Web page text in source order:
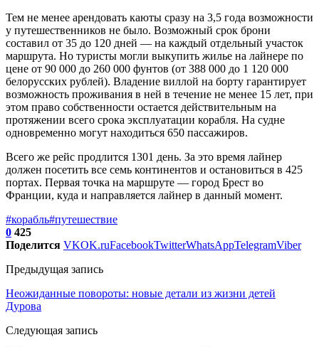
Тем не менее арендовать каюты сразу на 3,5 года возможности
у путешественников не было. Возможный срок брони
составил от 35 до 120 дней — на каждый отдельный участок
маршрута. Но туристы могли выкупить жилье на лайнере по
цене от 90 000 до 260 000 фунтов (от 388 000 до 1 120 000
белорусских рублей). Владение виллой на борту гарантирует
возможность проживания в ней в течение не менее 15 лет, при
этом право собственности остается действительным на
протяжении всего срока эксплуатации корабля. На судне
одновременно могут находиться 650 пассажиров.
Всего же рейс продлится 1301 день. За это время лайнер
должен посетить все семь континентов и остановиться в 425
портах. Первая точка на маршруте — город Брест во
Франции, куда и направляется лайнер в данный момент.
#корабль#путешествие
0 425
Поделится VKOK.ruFacebookTwitterWhatsAppTelegramViber
Предыдущая запись
Неожиданные повороты: новые детали из жизни детей
Дурова
Следующая запись